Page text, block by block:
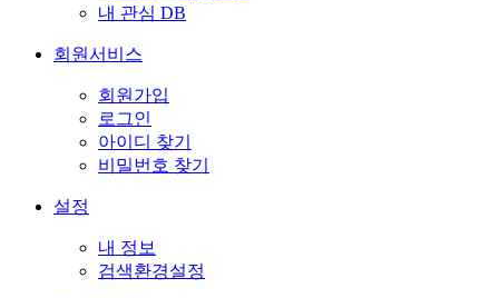
내 관심 DB
회원서비스
회원가입
로그인
아이디 찾기
비밀번호 찾기
설정
내 정보
검색환경설정